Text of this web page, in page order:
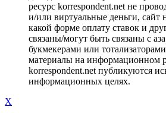
ресурс korrespondent.net не
и/или виртуальные деньги, сайт
какой форме оплату ставок и
связаны/могут быть связаны с
букмекерами или
материалы на информационном
korrespondent.net публикуются
информационных целях.
X